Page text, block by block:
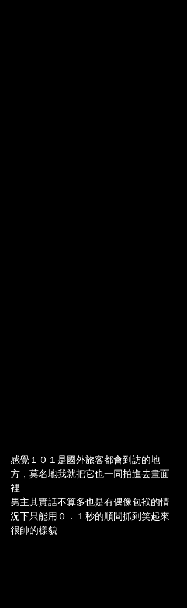
感覺１０１是國外旅客都會到訪的地
方，莫名地我就把它也一同拍進去畫面
裡
男主其實話不算多也是有偶像包袱的情
況下只能用０．１秒的順間抓到笑起來
很帥的樣貌